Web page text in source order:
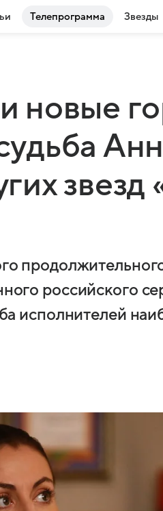
Телепрограмма Звезды
новые
звезд
российского
исполнителей